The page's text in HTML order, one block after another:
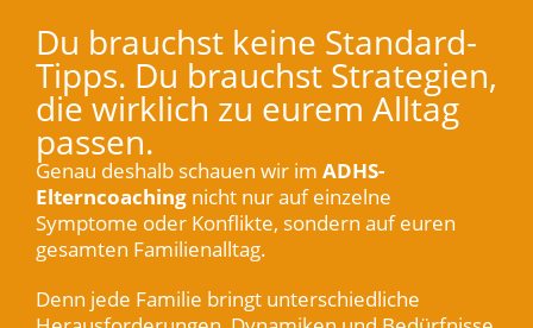
Du brauchst keine Standard-
Tipps. Du brauchst Strategien,
die wirklich zu eurem Alltag
passen.
Genau deshalb schauen wir im ADHS-
Elterncoaching nicht nur auf einzelne
Symptome oder Konflikte, sondern auf euren
gesamten Familienalltag.
Denn jede Familie bringt unterschiedliche